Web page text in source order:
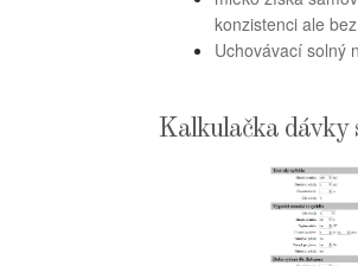
konzistenci ale
Uchovávací solný
Kalkulačka dávky